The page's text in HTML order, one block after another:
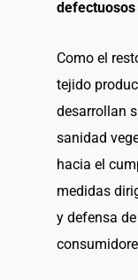
Como el
tejido
desarrollan
sanidad
hacia el
medidas
y defensa